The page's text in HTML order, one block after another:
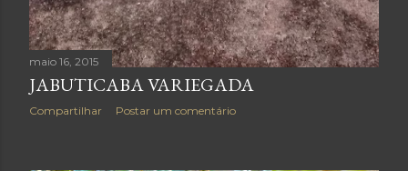
maio 16, 2015
JABUTICABA VARIEGADA
Compartilhar Postar um comentário